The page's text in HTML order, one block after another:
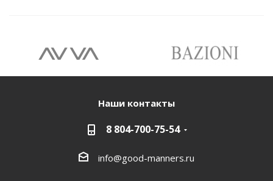
Наши контакты
8 804-700-75-54
info@good-manners.ru